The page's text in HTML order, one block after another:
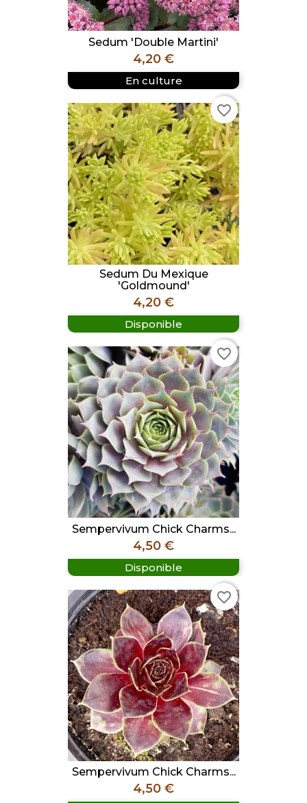
Sedum 'Double Martini'
Prix
4,20 €
En culture
Sedum Du Mexique
'Goldmound'
Prix
4,20 €
Disponible
favorite_border
Sempervivum Chick Charms...
Prix
4,50 €
Disponible
favorite_border
Sempervivum Chick Charms...
Prix
4,50 €
favorite_border